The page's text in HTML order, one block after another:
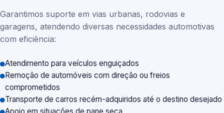
Garantimos suporte em vias urbanas, rodovias e
garagens, atendendo diversas necessidades automotivas
com eficiência:
Atendimento para veículos enguiçados
Remoção de automóveis com direção ou freios
comprometidos
Transporte de carros recém-adquiridos até o destino desejado